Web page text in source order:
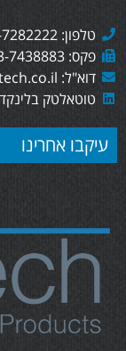
טלפון: 073-7282222
פקס: 073-7438883
דוא"ל: sales@totaltech.co.il
טוטאלטק
עיקבו אחרינו